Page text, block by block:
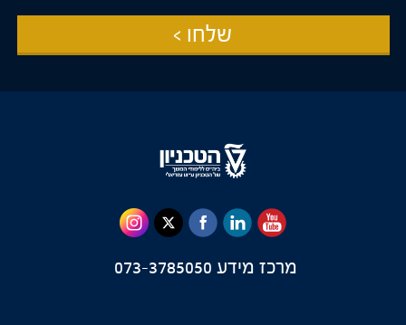
שלחו >
מרכז מידע